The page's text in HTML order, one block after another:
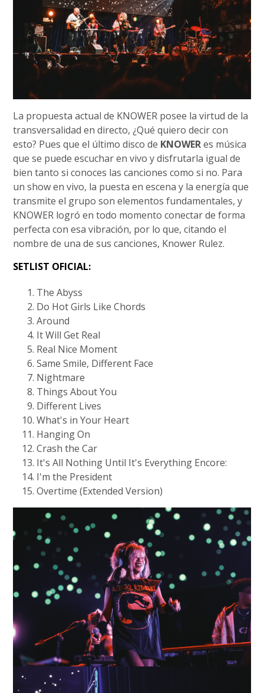
La propuesta actual de KNOWER posee la virtud de la
transversalidad en directo, ¿Qué quiero decir con
esto? Pues que el último disco de KNOWERes música
que se puede escuchar en vivo y disfrutarla igual de
bien tanto si conoces las canciones como si no. Para
un show en vivo, la puesta en escena y la energía que
transmite el grupo son elementos fundamentales, y
KNOWER logró en todo momento conectar de forma
perfecta con esa vibración, por lo que, citando el
nombre de una de sus canciones, Knower Rulez.
SETLIST OFICIAL:
The Abyss
Do Hot Girls Like Chords
Around
It Will Get Real
Real Nice Moment
Same Smile, Different Face
Nightmare
Things About You
Different Lives
What's in Your Heart
Hanging On
Crash the Car
It's All Nothing Until It's Everything Encore:
I'm the President
Overtime (Extended Version)